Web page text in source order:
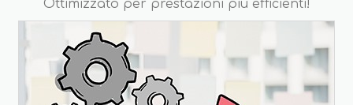
Ottimizzato per prestazioni più efficienti!